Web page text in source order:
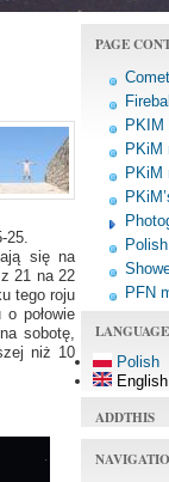
25.
się na
21 na 22
tego roju
połowie
sobotę,
niż 10
PAGE
PKIM
PKiM
PKiM
PFN
Polish
English
ADDTHIS